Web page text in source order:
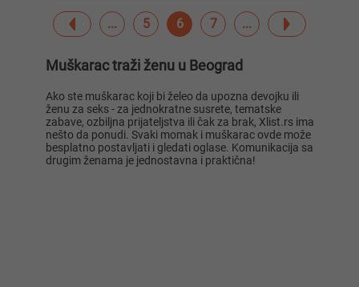
5 6 7
Muškarac traži ženu u Beograd
Ako ste muškarac koji bi želeo da upozna devojku ili
ženu za seks - za jednokratne susrete, tematske
zabave, ozbiljna prijateljstva ili čak za brak, Xlist.rs ima
nešto da ponudi. Svaki momak i muškarac ovde može
besplatno postavljati i gledati oglase. Komunikacija sa
drugim ženama je jednostavna i praktična!